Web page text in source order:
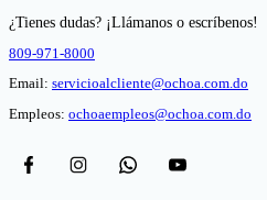
¿Tienes dudas? ¡Llámanos o escríbenos!
809-971-8000
Email: servicioalcliente@ochoa.com.do
Empleos: ochoaempleos@ochoa.com.do